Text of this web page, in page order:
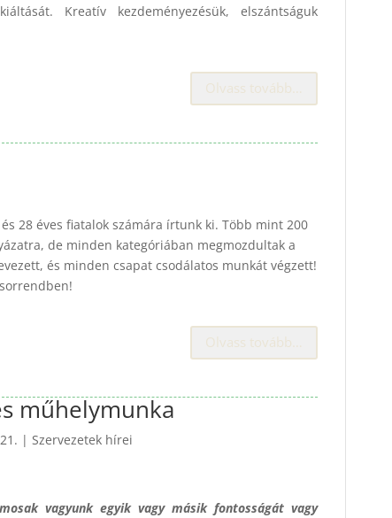
Kreatív kezdeményezésük, elszántságuk
Olvass tovább…
28 éves fiatalok számára írtunk ki. Több mint 200
de minden kategóriában megmozdultak a
és minden csapat csodálatos munkát végzett!
Olvass tovább…
műhelymunka
|Szervezetek hírei
vagyunk egyik vagy másik fontosságát vagy